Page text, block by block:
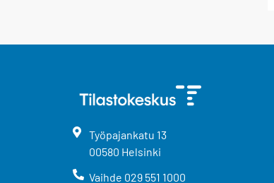
Työpajankatu 13
00580 Helsinki
Vaihde 029 551 1000